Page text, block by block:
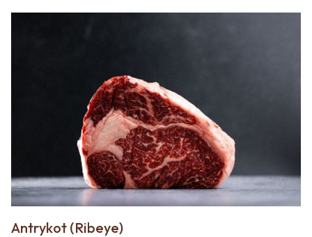
Antrykot (Ribeye)